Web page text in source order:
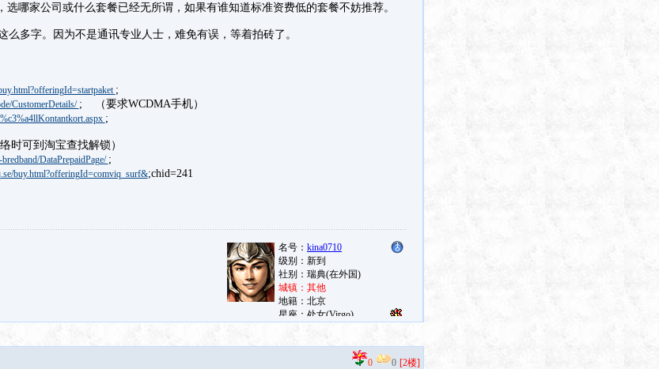
选哪家公司或什么套餐已经无所谓，如果有谁知道标准资费低的套餐不妨推荐。
多字。因为不是通讯专业人士，难免有误，等着拍砖了。
;
CustomerDetails/ ; （要求WCDMA手机）
;
时可到淘宝查找解锁）
DataPrepaidPage/ ;
buy.html?offeringId=comviq_surf&;chid=241
0 0 [2楼]